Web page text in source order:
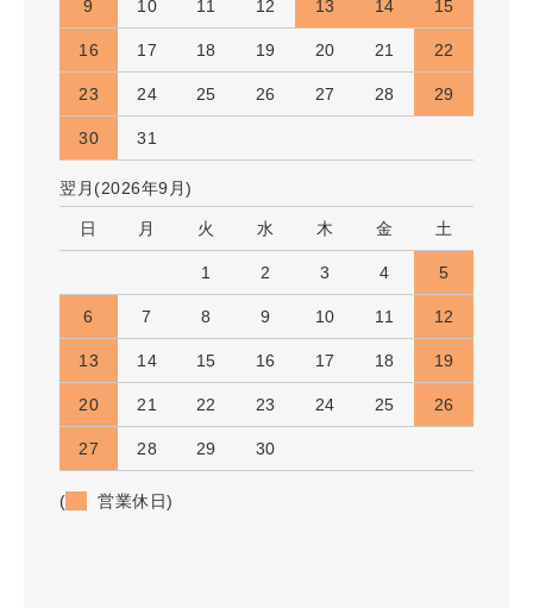
9 10 11 12 13 14 15
16 17 18 19 20 21 22
23 24 25 26 27 28 29
30 31
翌月(2026年9月)
日 月 火 水 木 金 土
1 2 3 4 5
6 7 8 9 10 11 12
13 14 15 16 17 18 19
20 21 22 23 24 25 26
27 28 29 30
( 営業休日)